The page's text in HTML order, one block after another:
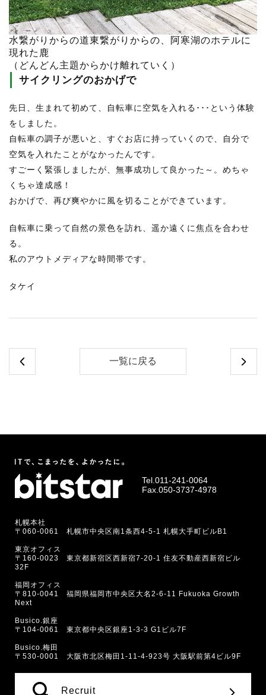
水繋がりからの道東繋がりからの、阿寒湖のホテルに
現れた鹿
（どんどん主題からかけ離れていく）
サイクリングのおかげで
先日、生まれて初めて、自転車に空気を入れる･･･という体験
をしました。
自転車の調子が悪いと、すぐお店に持っていくので、自分で
空気を入れたことがなかったんです。
すごーく緊張しましたが、無事成功して良かった～。めちゃ
くちゃ達成感！
おかげで、再び爽やかに風を切ることができています。
自転車に乗って自然の景色を訪れ、遥か遠くに焦点を合わせ
る。
私のアウトメディアな時間帯です。
タケイ
一覧に戻る
Tel. 011-241-0064
Fax.050-3737-4978
札幌本社
〒060-0061 札幌市中央区南1条西4-5-1 札幌大手町ビルB1
東京オフィス
〒160-0023 東京都新宿区西新宿7-20-1 住友不動産西新宿ビル
32F
福岡オフィス
〒810-0041 福岡県福岡市中央区大名2-6-11 Fukuoka Growth
Next
Busico.銀座
〒104-0061 東京都中央区銀座1-3-3 G1ビル7F
Busico.梅田
〒530-0001 大阪市北区梅田1-11-4-923号 大阪駅前第4ビル9F
Recruit